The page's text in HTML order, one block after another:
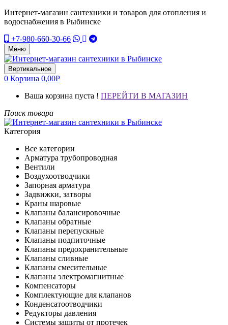
Интернет-магазин сантехники и товаров для отопления и
водоснабжения в Рыбинске
+7-980-660-30-66
Меню
Вертикальное
0 Корзина 0,00Р
Ваша корзина пуста ! ПЕРЕЙТИ В МАГАЗИН
Поиск товара
Категория
Все категории
Арматура трубопроводная
Вентили
Воздухоотводчики
Запорная арматура
Задвижки, затворы
Краны шаровые
Клапаны балансировочные
Клапаны обратные
Клапаны перепускные
Клапаны подпиточные
Клапаны предохранительные
Клапаны сливные
Клапаны смесительные
Клапаны электромагнитные
Компенсаторы
Комплектующие для клапанов
Конденсатоотводчики
Редукторы давления
Системы защиты от протечек